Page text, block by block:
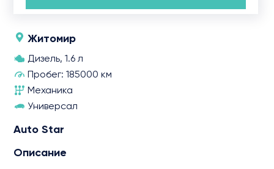
Житомир
Дизель, 1.6 л
Пробег: 185000 км
Механика
Универсал
Auto Star
Описание